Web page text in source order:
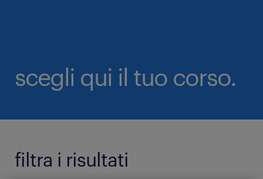
scegli qui il tuo corso.
filtra i risultati